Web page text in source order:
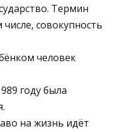
Термин
совокупность
человек
году была
на жизнь идёт